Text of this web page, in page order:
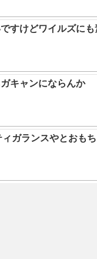
すけどワイルズに
キャンにならんか
ガランスやとおも